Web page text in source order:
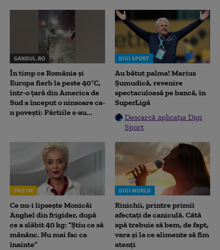
GANDUL.RO
În timp ce România și
Europa fierb la peste 40°C,
într-o țară din America de
Sud a început o ninsoare ca-
n povești: Pârtiile s-au...
DIGI SPORT
Au bătut palma! Marius
Șumudică, revenire
spectaculoasă pe bancă, în
SuperLigă
Descarcă aplicația Digi
Sport
PRO FM
Ce nu-i lipsește Monicăi
Anghel din frigider, după
ce a slăbit 40 kg: “Știu ce să
mănânc. Nu mai fac ca
înainte”
DIGI WORLD
Rinichii, printre primii
afectați de caniculă. Câtă
apă trebuie să bem, de fapt,
vara și la ce alimente să fim
atenți